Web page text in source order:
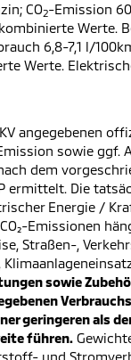
CO2-Emission
Werte.
6,8-7,1 l/
Werte.
angegebenen
sowie ggf.
dem
ermittelt. Die
Energie /
Emissionen
Straßen-,
sowie
geringeren als
führen.
und